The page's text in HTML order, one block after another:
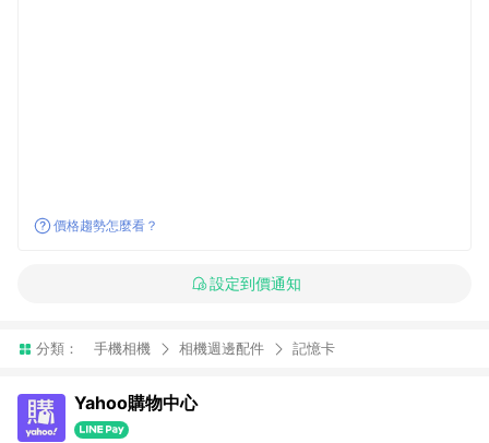
價格趨勢怎麼看？
設定到價通知
分類： 手機相機 相機週邊配件 記憶卡
Yahoo購物中心